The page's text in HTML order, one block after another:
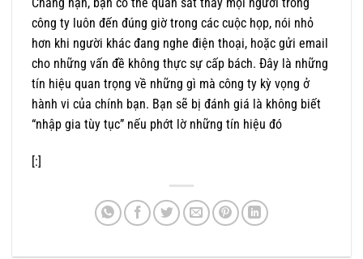
công ty luôn đến đúng giờ trong các cuộc họp, nói nhỏ
hơn khi người khác đang nghe điện thoại, hoặc gửi email
cho những vấn đề không thực sự cấp bách. Đây là những
tín hiệu quan trọng về những gì mà công ty kỳ vọng ở
hành vi của chính bạn. Bạn sẽ bị đánh giá là không biết
“nhập gia tùy tục” nếu phớt lờ những tín hiệu đó
[:]